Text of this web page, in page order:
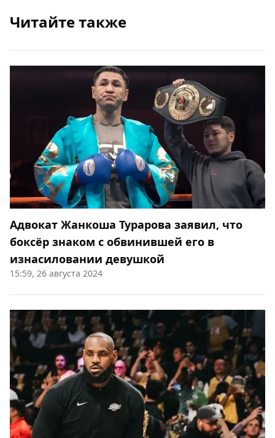
Читайте также
Адвокат Жанкоша Турарова заявил, что
боксёр знаком с обвинившей его в
изнасиловании девушкой
15:59, 26 августа 2024